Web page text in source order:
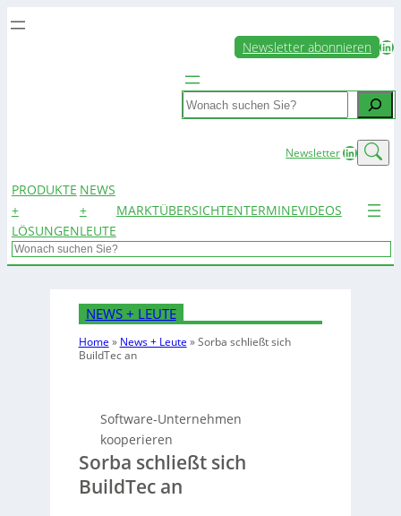
Newsletter abonnieren LinkedIn
Search
NewsletterLinkedIn
PRODUKTE
+
LÖSUNGEN
NEWS
+
LEUTE
MARKTÜBERSICHTENTERMINEVIDEOS
Search
NEWS + LEUTE
Home » News + Leute »Sorba schließt sich
BuildTec an
Software-Unternehmen
kooperieren
Sorba schließt sich
BuildTec an